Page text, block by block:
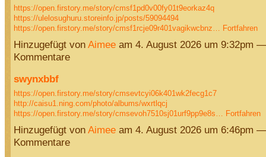
https://open.firstory.me/story/cmsf1pd0v00fy01t9eorkaz4q
https://ulelosughuru.storeinfo.jp/posts/59094494
https://open.firstory.me/story/cmsf1rcje09r401vagikwcbnz…
Fortfahren
Hinzugefügt von Aimeeam 4. August 2026 um 9:32pm
Kommentare
swynxbbf
https://open.firstory.me/story/cmsevtcyi06k401wk2fecg1c7
http://caisu1.ning.com/photo/albums/wxrtlqcj
https://open.firstory.me/story/cmsevoh7510sj01urf9pp9e8s…
Fortfahren
Hinzugefügt von Aimeeam 4. August 2026 um 6:46pm
Kommentare